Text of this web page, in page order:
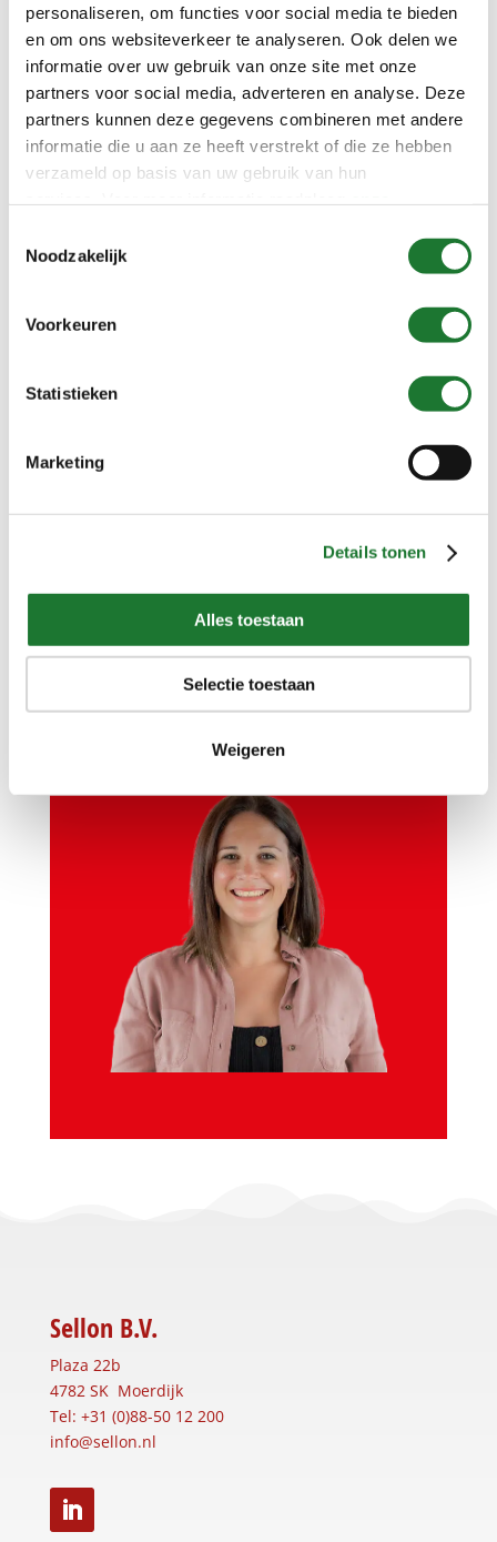
personaliseren, om functies voor social media te bieden
en om ons websiteverkeer te analyseren. Ook delen we
informatie over uw gebruik van onze site met onze
partners voor social media, adverteren en analyse. Deze
partners kunnen deze gegevens combineren met andere
informatie die u aan ze heeft verstrekt of die ze hebben
verzameld op basis van uw gebruik van hun
Noodzakelijk
Voorkeuren
Statistieken
Marketing
Details tonen
Alles toestaan
Selectie toestaan
Weigeren
ons op…
Vragen over onze producten of
diensten?
Onze specialisten staan u graag te
Stuur ons een bericht
Bel ons: 088-50 12 200
Sellon B.V.
Plaza 22b
4782 SK Moerdijk
Tel: +31 (0)88-50 12 200
info@sellon.nl